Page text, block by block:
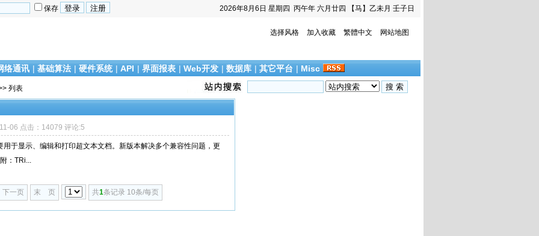
2026年8月6日 星期四 丙午年 六月廿四 【马】乙未月 壬子日
保存
选择风格 加入收藏 繁體中文 网站地图
络通讯 | 基础算法 | 硬件系统 | API | 界面报表 | Web开发 | 数据库 | 其它平台 | Misc
列表
06 点击：14079 评论:5
于显示、编辑和打印超文本文档。新版本解决多个兼容性问题，更
：TRi...
下一页 末 页 共1条记录 10条/每页